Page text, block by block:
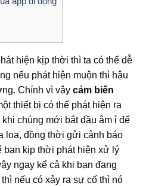
hiện kịp thời thì ta có thể dễ
nếu phát hiện muộn thì hậu
Chính vì vậy cảm biến
thiết bị có thể phát hiện ra
chúng mới bắt đầu âm ỉ để
loa, đồng thời gửi cảnh báo
bạn kịp thời phát hiện xử lý
ngay kể cả khi bạn đang
nếu có xảy ra sự cố thì nó